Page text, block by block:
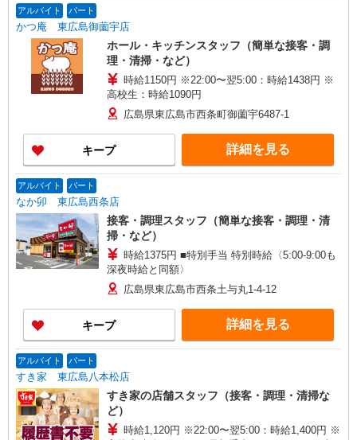
アルバイト パート
かつ庵 東広島御薗宇店
ホール・キッチンスタッフ（簡単な接客・調
理・清掃・など）
時給1150円 ※22:00〜翌5:00：時給1438円 ※
高校生：時給1090円
広島県東広島市西条町御薗宇6487-1
キープ 詳細を見る
アルバイト パート
なか卯 東広島西条店
接客・調理スタッフ（簡単な接客・調理・清
掃・など）
時給1375円 ■特別手当 特別時給〈5:00-9:00も
深夜時給と同額〉
広島県東広島市西条土与丸1-4-12
キープ 詳細を見る
アルバイト パート
すき家 東広島八本松店
すき家の店舗スタッフ（接客・調理・清掃な
ど）
時給1,120円 ※22:00〜翌5:00：時給1,400円 ※